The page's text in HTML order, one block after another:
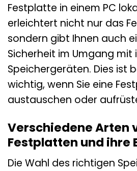
Festplatte in einem PC
erleichtert nicht nur das
sondern gibt Ihnen auch
Sicherheit im Umgang mit
Speichergeräten. Dies ist
wichtig, wenn Sie eine
austauschen oder
Verschiedene Arten
Festplatten und ihre
Die Wahl des richtigen